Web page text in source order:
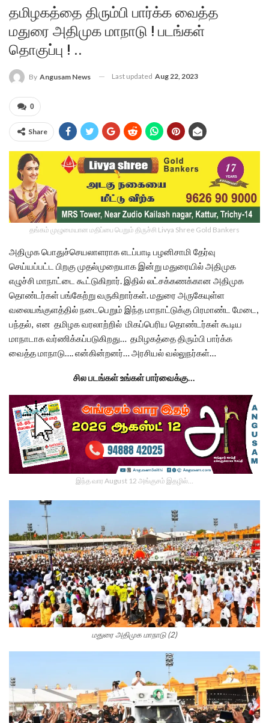
தமிழகத்தை திரும்பி பார்க்க வைத்த
மதுரை அதிமுக மாநாடு ! படங்கள்
தொகுப்பு ! ..
By Angusam News Last updated Aug 22, 2023
0
Share
தங்கம் முழுமையான மதிப்பை பெறும் திருச்சி Livya Shree Gold Bankers
அதிமுக பொதுச்செயலாளராக எடப்பாடி பழனிசாமி தேர்வு
செய்யப்பட்ட பிறகு முதல்முறையாக இன்று மதுரையில் அதிமுக
எழுச்சி மாநாட்டை கூட்டுகிறார். இதில் லட்சக்கணக்கான அதிமுக
தொண்டர்கள் பங்கேற்று வருகிறார்கள். மதுரை அருகேயுள்ள
வலையங்குளத்தில் நடைபெறும் இந்த மாநாட்டுக்கு பிரமாண்ட மேடை,
பந்தல், என தமிழக வரலாற்றில் மிகப்பெரிய தொண்டர்கள் கூடிய
மாநாடாக வர்ணிக்கப்படுகிறது… தமிழகத்தை திரும்பி பார்க்க
வைத்த மாநாடு…. என்கின்றனர்… அரசியல் வல்லுநர்கள்…
சில படங்கள் உங்கள் பார்வைக்கு…
இந்த வார August 12 அங்குசம் இதழில்…
மதுரை அதிமுக மாநாடு (2)